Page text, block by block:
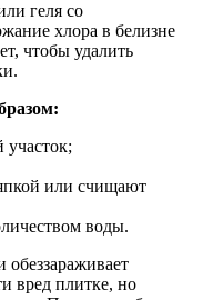
геля со
хлора в белизне
чтобы удалить
участок;
или счищают
воды.
обеззараживает
вред плитке, но